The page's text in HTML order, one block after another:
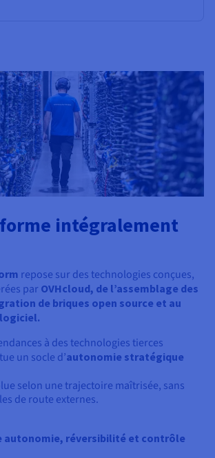
intégralement
repose sur des technologies conçues,
par OVHcloud, de l’assemblage des
de briques open source et au
à des technologies tierces
un socle d’autonomie stratégique
selon une trajectoire maîtrisée, sans
de route externes.
autonomie, réversibilité et contrôle